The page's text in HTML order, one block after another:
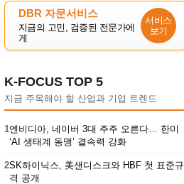
DBR 자문서비스
지금의 고민, 검증된 전문가에
게
서비스
보기
K-FOCUS TOP 5
지금 주목해야 할 산업과 기업 트렌드
1엔비디아, 네이버 3대 주주 오른다… 한미
‘AI 생태계 동맹’ 결속력 강화
2SK하이닉스, 美샌디스크와 HBF 첫 표준규
격 공개